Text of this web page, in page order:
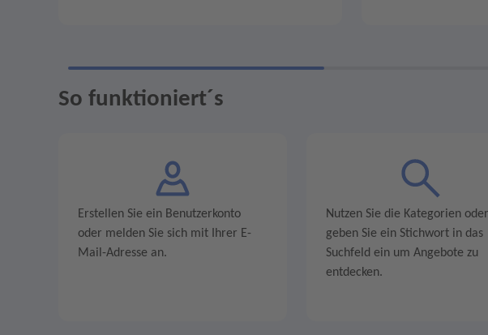
So funktioniert´s
Erstellen Sie ein Benutzerkonto
oder melden Sie sich mit Ihrer E-
Mail-Adresse an.
Nutzen Sie die Kategorien oder
geben Sie ein Stichwort in das
Suchfeld ein um Angebote zu
entdecken.